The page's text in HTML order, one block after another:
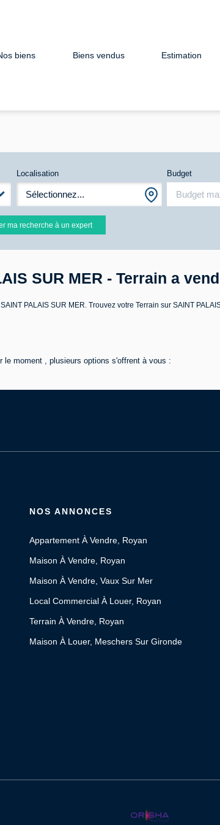
biens Biens vendus Estimation
Localisation
Sélectionnez...
Budget
ma recherche à un expert
SUR MER - Terrain a
PALAIS SUR MER. Trouvez votre Terrain sur SAINT
le moment , plusieurs options s'offrent à vous :
NOS ANNONCES
Appartement À Vendre, Royan
Maison À Vendre, Royan
Maison À Vendre, Vaux Sur Mer
Local Commercial À Louer, Royan
Terrain À Vendre, Royan
Maison À Louer, Meschers Sur Gironde